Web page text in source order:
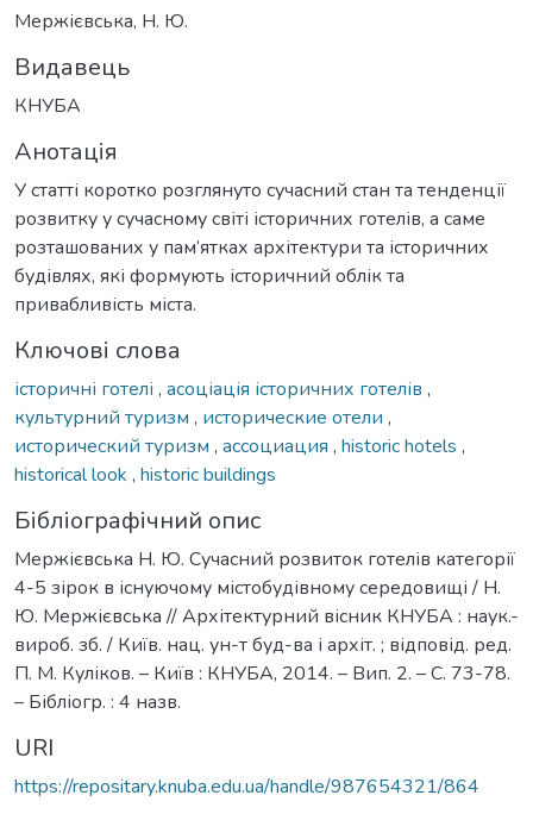
Мержієвська, Н. Ю.
Видавець
КНУБА
Анотація
У статті коротко розглянуто сучасний стан та тенденції
розвитку у сучасному світі історичних готелів, а саме
розташованих у пам’ятках архітектури та історичних
будівлях, які формують історичний облік та
привабливість міста.
Ключові слова
історичні готелі , асоціація історичних готелів ,
культурний туризм , исторические отели ,
исторический туризм , ассоциация , historic hotels ,
historical look , historic buildings
Бібліографічний опис
Мержієвська Н. Ю. Сучасний розвиток готелів категорії
4-5 зірок в існуючому містобудівному середовищі / Н.
Ю. Мержієвська // Архітектурний вісник КНУБА : наук.-
вироб. зб. / Київ. нац. ун-т буд-ва і архіт. ; відповід. ред.
П. М. Куліков. – Київ : КНУБА, 2014. – Вип. 2. – С. 73-78.
– Бібліогр. : 4 назв.
URI
https://repositary.knuba.edu.ua/handle/987654321/864